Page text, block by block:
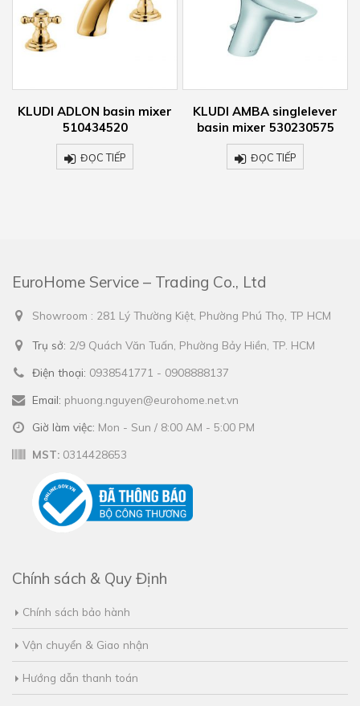
KLUDI ADLON basin mixer
510434520
ĐỌC TIẾP
KLUDI AMBA singlelever
basin mixer 530230575
ĐỌC TIẾP
EuroHome Service – Trading Co., Ltd
Showroom : 281 Lý Thường Kiệt, Phường Phú Thọ, TP HCM
Trụ sở: 2/9 Quách Văn Tuấn, Phường Bảy Hiền, TP. HCM
Điện thoại: 0938541771 - 0908888137
Email: phuong.nguyen@eurohome.net.vn
Giờ làm việc: Mon - Sun / 8:00 AM - 5:00 PM
MST: 0314428653
Chính sách & Quy Định
Chính sách bảo hành
Vận chuyển & Giao nhận
Hướng dẫn thanh toán